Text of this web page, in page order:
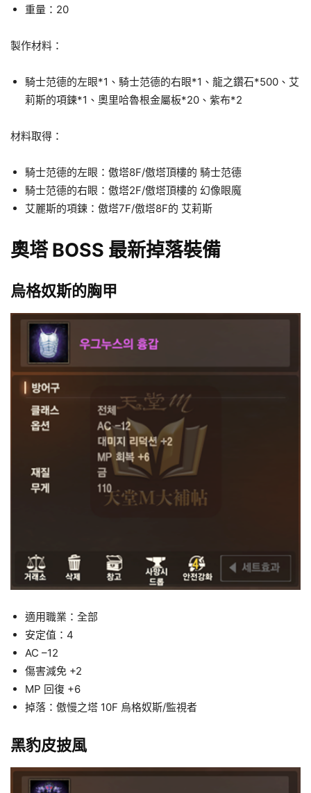
重量：20
製作材料：
騎士范德的左眼*1、騎士范德的右眼*1、龍之鑽石*500、艾
莉斯的項鍊*1、奧里哈魯根金屬板*20、紫布*2
材料取得：
騎士范德的左眼：傲塔8F/傲塔頂樓的 騎士范德
騎士范德的右眼：傲塔2F/傲塔頂樓的 幻像眼魔
艾麗斯的項鍊：傲塔7F/傲塔8F的 艾莉斯
奧塔 BOSS 最新掉落裝備
烏格奴斯的胸甲
適用職業：全部
安定值：4
AC –12
傷害減免 +2
MP 回復 +6
掉落：傲慢之塔 10F 烏格奴斯/監視者
黑豹皮披風